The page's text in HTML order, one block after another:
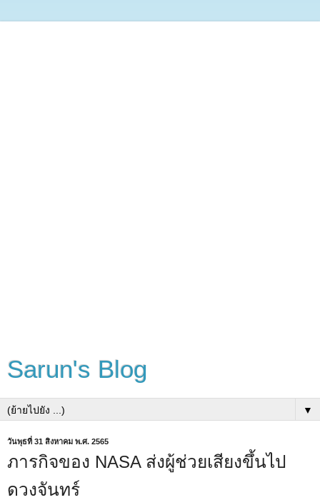
Sarun's Blog
▼
วันพุธที่ 31 สิงหาคม พ.ศ. 2565
ภารกิจของ NASA ส่งผู้ช่วยเสียงขึ้นไป
ดวงจันทร์